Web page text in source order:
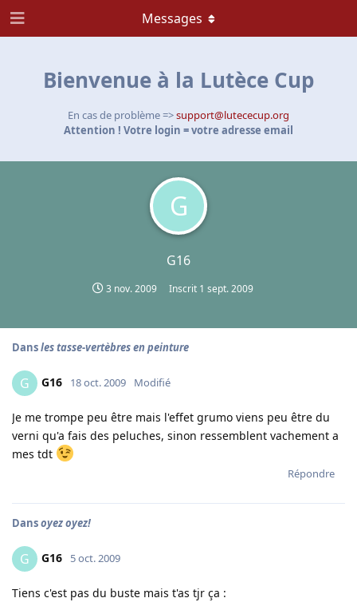
Bienvenue à la Lutèce Cup
En cas de problème =>support@lutececup.org
Attention ! Votre login = votre adresse email
G
G16
3 nov. 2009 Inscrit 1 sept. 2009
Messages
Dansles tasse-vertèbres en peinture
G G16 18 oct. 2009 Modifié
Je me trompe peu être mais l'effet grumo viens peu être du
verni qu'a fais des peluches, sinon ressemblent vachement a
mes tdt
Répondre
Dansoyez oyez!
G G16 5 oct. 2009
Tiens c'est pas du buste mais t'as tjr ça :